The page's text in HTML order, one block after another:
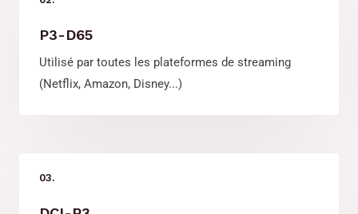
P3-D65
Utilisé par toutes les plateformes de streaming
(Netflix, Amazon, Disney...)
03.